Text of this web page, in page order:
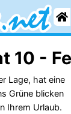
10 -
Lage, hat eine
Grüne blicken
Ihrem Urlaub.